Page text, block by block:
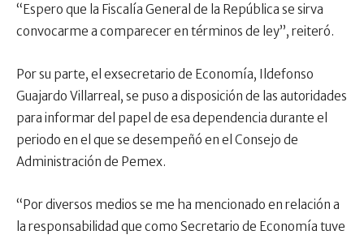
“Espero que la Fiscalía General de la República se sirva
convocarme a comparecer en términos de ley”, reiteró.
Por su parte, el exsecretario de Economía, Ildefonso
Guajardo Villarreal, se puso a disposición de las autoridades
para informar del papel de esa dependencia durante el
periodo en el que se desempeñó en el Consejo de
Administración de Pemex.
“Por diversos medios se me ha mencionado en relación a
la responsabilidad que como Secretario de Economía tuve